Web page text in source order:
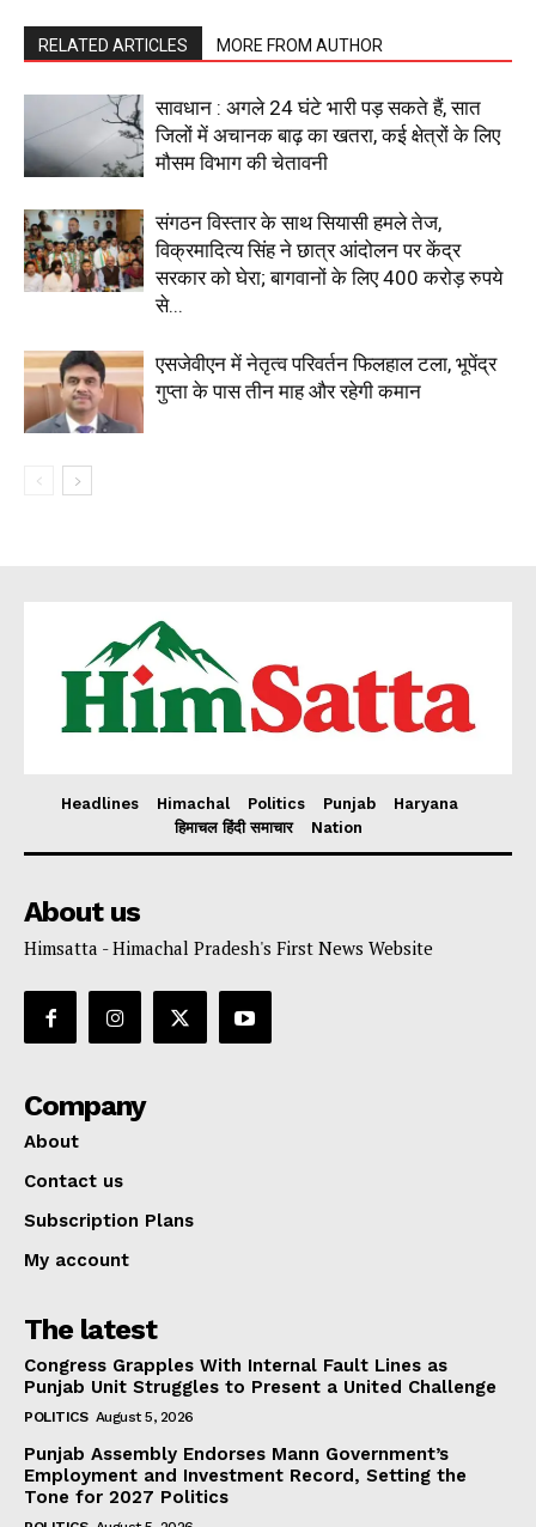
About
Contact us
My account
RELATED ARTICLES MORE FROM AUTHOR
सावधान : अगले 24 घंटे भारी पड़ सकते हैं, सात
जिलों में अचानक बाढ़ का खतरा, कई क्षेत्रों के लिए
मौसम विभाग की चेतावनी
संगठन विस्तार के साथ सियासी हमले तेज,
विक्रमादित्य सिंह ने छात्र आंदोलन पर केंद्र
सरकार को घेरा; बागवानों के लिए 400 करोड़ रुपये
से...
एसजेवीएन में नेतृत्व परिवर्तन फिलहाल टला, भूपेंद्र
गुप्ता के पास तीन माह और रहेगी कमान
Headlines Himachal Politics Punjab
Haryana
हिमाचल हिंदी समाचार
Nation
About us
Himsatta - Himachal Pradesh's First News Website
Company
About
Contact us
Subscription Plans
My account
The latest
Congress Grapples With Internal Fault Lines as
Punjab Unit Struggles to Present a United Challenge
POLITICS August 5, 2026
Punjab Assembly Endorses Mann Government’s
Employment and Investment Record, Setting the
Tone for 2027 Politics